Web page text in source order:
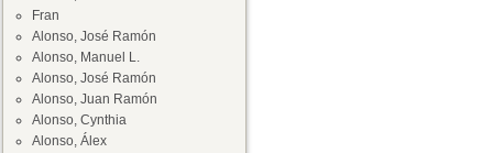
Fran
Alonso, José Ramón
Alonso, Manuel L.
Alonso, José Ramón
Alonso, Juan Ramón
Alonso, Cynthia
Alonso, Álex